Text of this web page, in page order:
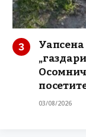
Уапсена
03/08/2026